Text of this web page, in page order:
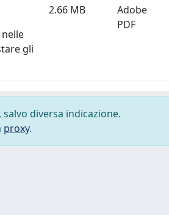
gli
2.66 MB
Adobe
PDF
diversa indicazione.
proxy.